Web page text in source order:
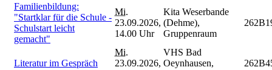
Familienbildung:
"Startklar für die Schule -
Schulstart leicht
gemacht"
Mi.
23.09.2026,
14.00 Uhr
Kita Weserbande
(Dehme),
Gruppenraum
Literatur im Gespräch
Mi.
23.09.2026,
VHS Bad
Oeynhausen,